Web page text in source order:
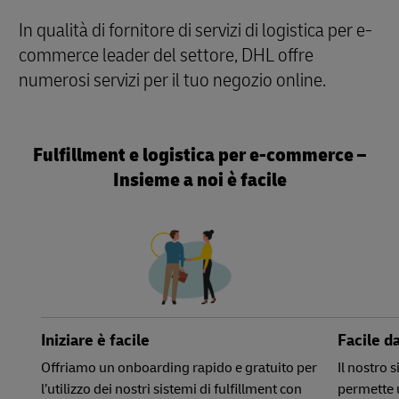
In qualità di fornitore di servizi di logistica per e-
commerce leader del settore, DHL offre
numerosi servizi per il tuo negozio online.
Fulfillment e logistica per e-commerce –
Insieme a noi è facile
Iniziare è facile
Offriamo un onboarding rapido e gratuito per
l’utilizzo dei nostri sistemi di fulfillment con
Facile
Il nostro
permette